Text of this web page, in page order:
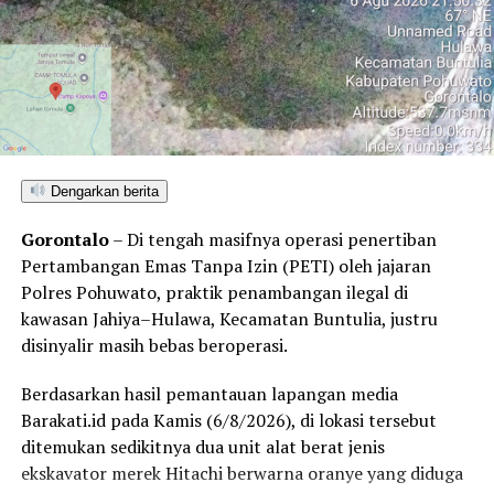
Dengarkan berita
Gorontalo– Di tengah masifnya operasi penertiban
Pertambangan Emas Tanpa Izin (PETI) oleh jajaran
Polres Pohuwato, praktik penambangan ilegal di
kawasan Jahiya–Hulawa, Kecamatan Buntulia, justru
disinyalir masih bebas beroperasi.
Berdasarkan hasil pemantauan lapangan media
Barakati.id pada Kamis (6/8/2026), di lokasi tersebut
ditemukan sedikitnya dua unit alat berat jenis
ekskavator merek Hitachi berwarna oranye yang diduga